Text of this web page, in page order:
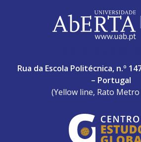
Rua da Escola Politécnica, n.º
– Portugal
(Yellow line, Rato